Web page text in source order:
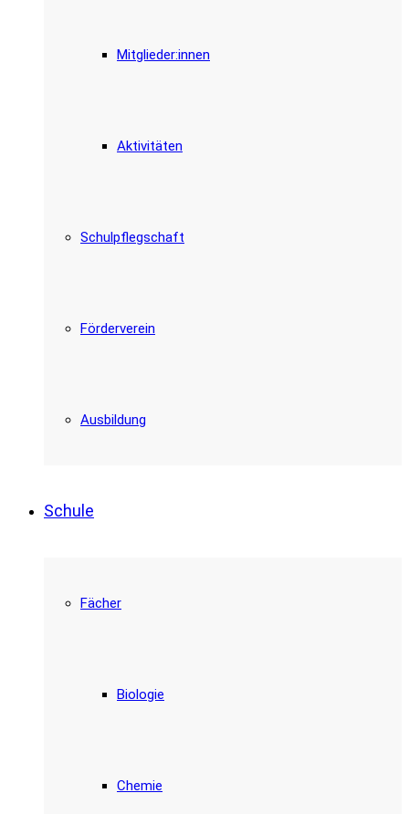
Mitglieder:innen
Aktivitäten
Schulpflegschaft
Förderverein
Ausbildung
Schule
Fächer
Biologie
Chemie